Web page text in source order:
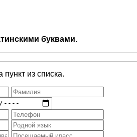
буквами.
из списка.